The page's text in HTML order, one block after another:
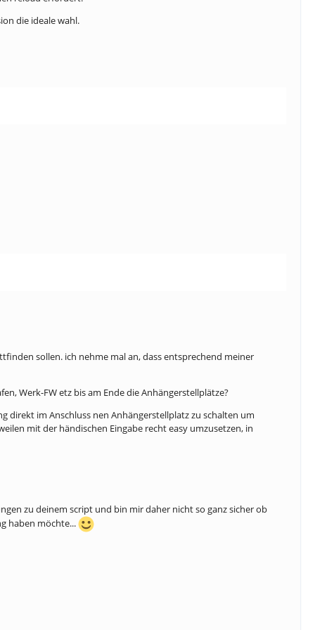
die ideale wahl.
sollen. ich nehme mal an, dass entsprechend meiner
Werk-FW etz bis am Ende die Anhängerstellplätze?
direkt im Anschluss nen Anhängerstellplatz zu schalten um
mit der händischen Eingabe recht easy umzusetzen, in
zu deinem script und bin mir daher nicht so ganz sicher ob
haben möchte...